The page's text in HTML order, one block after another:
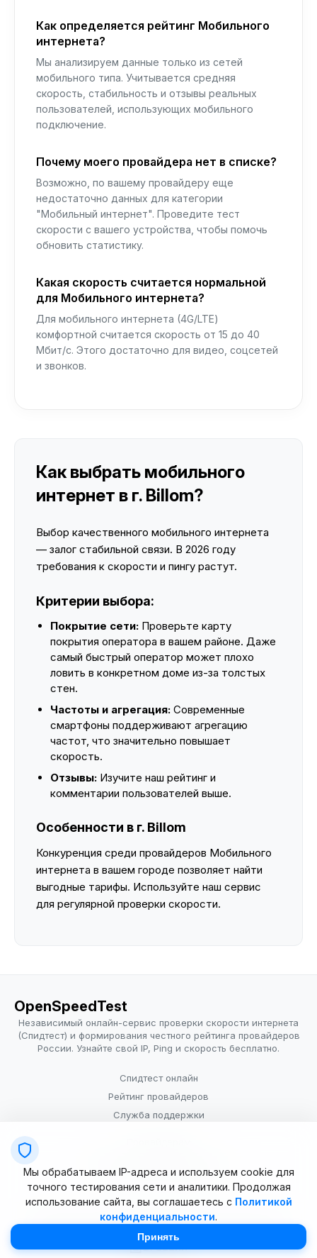
Как определяется рейтинг Мобильного
интернета?
Мы анализируем данные только из сетей
мобильного типа. Учитывается средняя
скорость, стабильность и отзывы реальных
пользователей, использующих мобильного
подключение.
Почему моего провайдера нет в списке?
Возможно, по вашему провайдеру еще
недостаточно данных для категории
"Мобильный интернет". Проведите тест
скорости с вашего устройства, чтобы помочь
обновить статистику.
Какая скорость считается нормальной
для Мобильного интернета?
Для мобильного интернета (4G/LTE)
комфортной считается скорость от 15 до 40
Мбит/с. Этого достаточно для видео, соцсетей
и звонков.
Как выбрать мобильного
интернет в г. Billom?
Выбор качественного мобильного интернета
— залог стабильной связи. В 2026 году
требования к скорости и пингу растут.
Критерии выбора:
Покрытие сети: Проверьте карту
покрытия оператора в вашем районе. Даже
самый быстрый оператор может плохо
ловить в конкретном доме из-за толстых
стен.
Частоты и агрегация: Современные
смартфоны поддерживают агрегацию
частот, что значительно повышает
скорость.
Отзывы: Изучите наш рейтинг и
комментарии пользователей выше.
Особенности в г. Billom
Конкуренция среди провайдеров Мобильного
интернета в вашем городе позволяет найти
выгодные тарифы. Используйте наш сервис
для регулярной проверки скорости.
OpenSpeedTest
Независимый онлайн-сервис проверки скорости интернета
(Спидтест) и формирования честного рейтинга провайдеров
России. Узнайте свой IP, Ping и скорость бесплатно.
Спидтест онлайн
Рейтинг провайдеров
Служба поддержки
Условия использования
© 2025–2026 OpenSpeedTest (ИП Долматова В.В.). Все права
Мы обрабатываем IP-адреса и используем cookie для
точного тестирования сети и аналитики. Продолжая
использование сайта, вы соглашаетесь с Политикой
конфиденциальности.
Принять